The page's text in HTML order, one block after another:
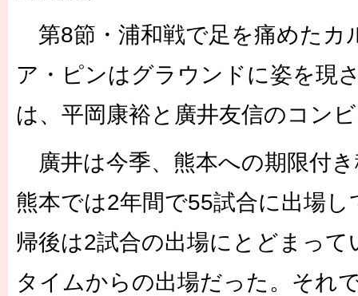
第8節・浦和戦で足を痛めたカ
ア・ピンはグラウンドに姿を現
は、平岡康裕と廣井友信のコン
廣井は今季、熊本への期限付
熊本では2年間で55試合に出場
帰後は2試合の出場にとどまっ
タイムからの出場だった。それ